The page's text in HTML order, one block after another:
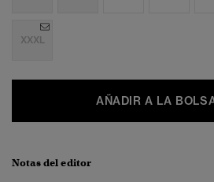
XXXL
AÑADIR A LA
Notas del editor